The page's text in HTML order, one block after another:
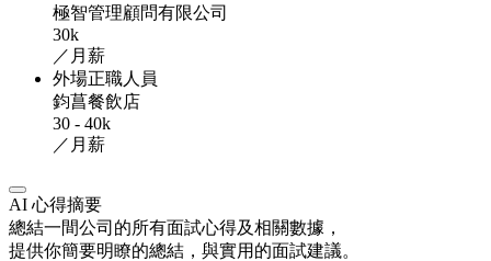
極智管理顧問有限公司
30k
／月薪
外場正職人員
鈞菖餐飲店
30 - 40k
／月薪
AI 心得摘要
總結一間公司的所有面試心得及相關數據，
提供你簡要明瞭的總結，與實用的面試建議。